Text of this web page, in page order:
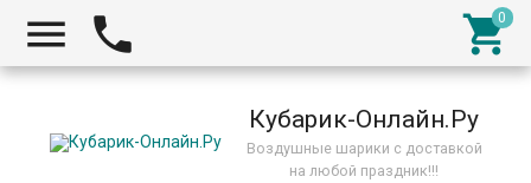
  
Кубарик-Онлайн.Ру
Воздушные шарики с доставкой
на любой праздник!!!